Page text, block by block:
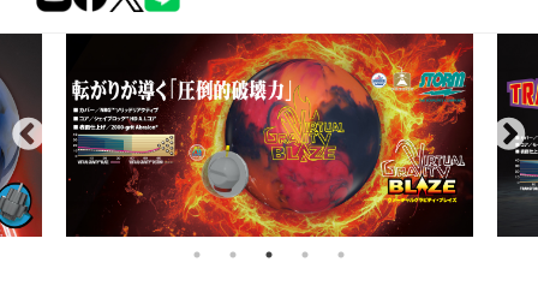
カテゴリー
メーカー